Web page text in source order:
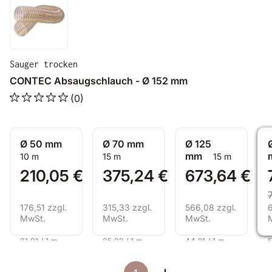
Sauger trocken
CONTEC Absaugschlauch - Ø 152 mm
(0)
Ø 50 mm
10 m
210,05 €
176,51 zzgl.
MwSt.
21,01 / 1 m
Ø 70 mm
15 m
375,24 €
315,33 zzgl.
MwSt.
25,02 / 1 m
Ø 125
mm
15 m
673,64 €
566,08 zzgl.
MwSt.
44,91 / 1 m